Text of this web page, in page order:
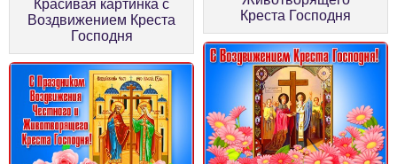
Красивая картинка с
Воздвижением Креста
Господня
Креста Господня